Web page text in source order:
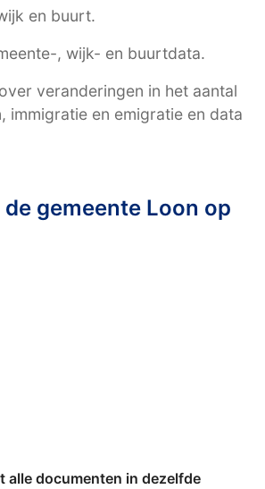
en buurt.
, wijk- en buurtdata.
veranderingen in het aantal
en emigratie en data
gemeente Loon op
alle documenten in dezelfde